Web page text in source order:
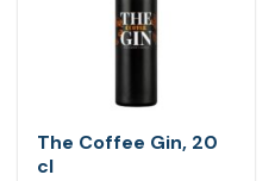
The Coffee Gin, 20
cl